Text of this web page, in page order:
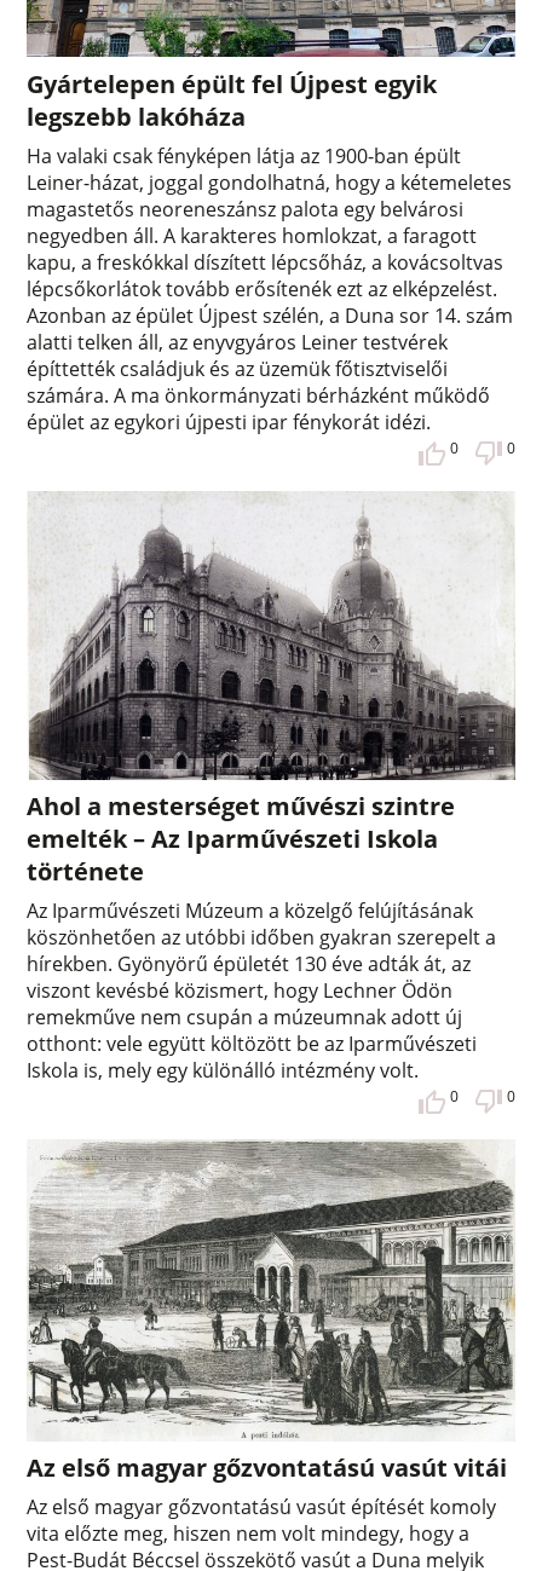
Gyártelepen épült fel Újpest egyik
legszebb lakóháza
Ha valaki csak fényképen látja az 1900-ban épült
Leiner-házat, joggal gondolhatná, hogy a kétemeletes
magastetős neoreneszánsz palota egy belvárosi
negyedben áll. A karakteres homlokzat, a faragott
kapu, a freskókkal díszített lépcsőház, a kovácsoltvas
lépcsőkorlátok tovább erősítenék ezt az elképzelést.
Azonban az épület Újpest szélén, a Duna sor 14. szám
alatti telken áll, az enyvgyáros Leiner testvérek
építtették családjuk és az üzemük főtisztviselői
számára. A ma önkormányzati bérházként működő
épület az egykori újpesti ipar fénykorát idézi.
0 0
Ahol a mesterséget művészi szintre
emelték – Az Iparművészeti Iskola
története
Az Iparművészeti Múzeum a közelgő felújításának
köszönhetően az utóbbi időben gyakran szerepelt a
hírekben. Gyönyörű épületét 130 éve adták át, az
viszont kevésbé közismert, hogy Lechner Ödön
remekműve nem csupán a múzeumnak adott új
otthont: vele együtt költözött be az Iparművészeti
Iskola is, mely egy különálló intézmény volt.
0 0
Az első magyar gőzvontatású vasút vitái
Az első magyar gőzvontatású vasút építését komoly
vita előzte meg, hiszen nem volt mindegy, hogy a
Pest-Budát Béccsel összekötő vasút a Duna melyik